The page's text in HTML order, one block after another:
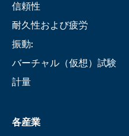
信頼性
耐久性および疲労
振動:
バーチャル（仮想）試験
計量
各産業